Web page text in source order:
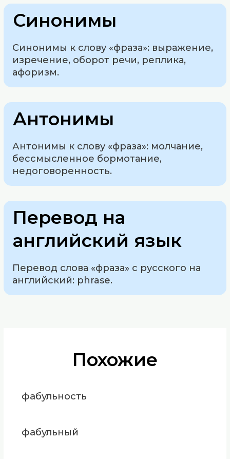
Синонимы
Синонимы к слову «фраза»: выражение,
изречение, оборот речи, реплика,
афоризм.
Антонимы
Антонимы к слову «фраза»: молчание,
бессмысленное бормотание,
недоговоренность.
Перевод на
английский язык
Перевод слова «фраза» с русского на
английский: phrase.
Похожие
фабульность
фабульный